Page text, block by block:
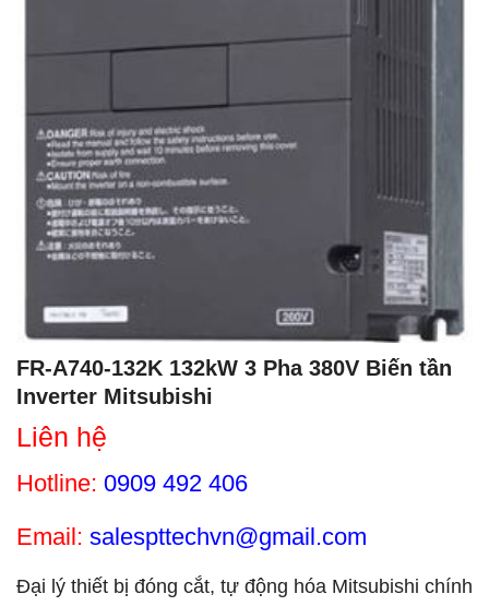
FR-A740-132K 132kW 3 Pha 380V Biến tần
Inverter Mitsubishi
Liên hệ
Hotline: 0909 492 406
Email: salespttechvn@gmail.com
Đại lý thiết bị đóng cắt, tự động hóa Mitsubishi chính